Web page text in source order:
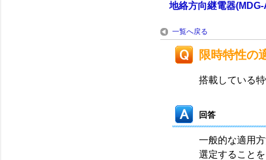
地絡方向継電器
一覧へ戻る
限時特性の
搭載している
回答
一般的な適用
選定すること